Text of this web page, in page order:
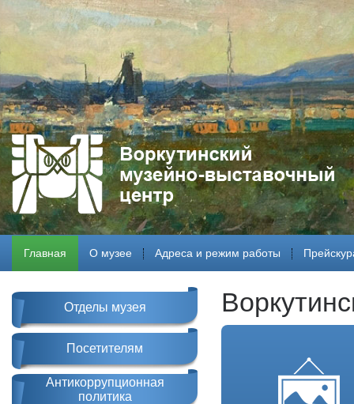
Главная О музее Адреса и режим работы
Отделы музея
Посетителям
Антикоррупционная
политика